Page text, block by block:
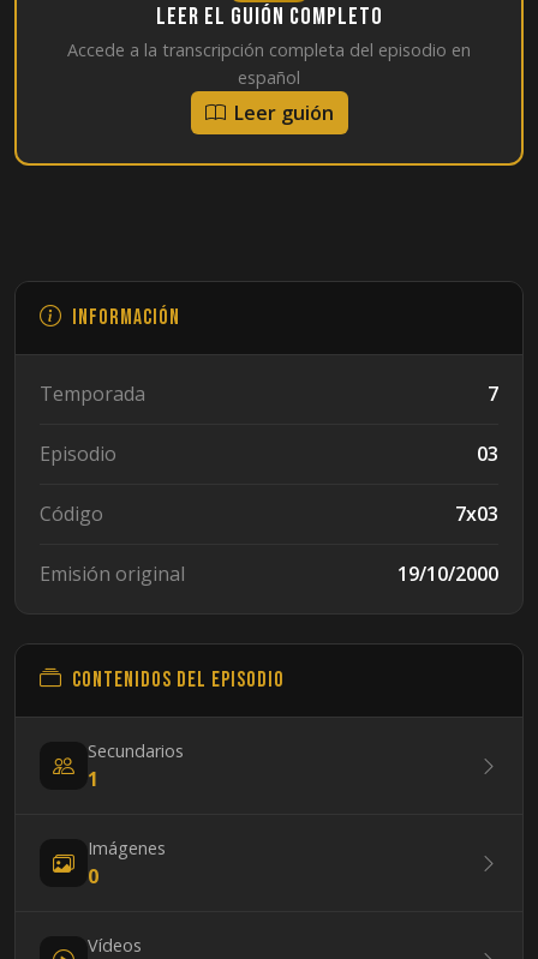
Leer el guión completo
Accede a la transcripción completa del episodio en
español
Leer guión
Información
Temporada 7
Episodio 03
Código 7x03
Emisión original 19/10/2000
Contenidos del episodio
Secundarios
1
Imágenes
0
Vídeos